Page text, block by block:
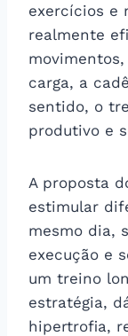
exercícios e
realmente
carga, a
sentido, o
produtivo e
A proposta
estimular
mesmo dia,
execução e
um treino
estratégia,
hipertrofia,